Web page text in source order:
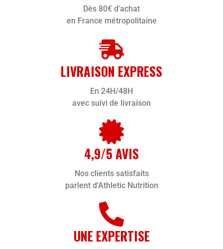
Dès 80€ d'achat
en France métropolitaine
LIVRAISON EXPRESS
En 24H/48H
avec suivi de livraison
4,9/5 AVIS
Nos clients satisfaits
parlent d'Athletic Nutrition
UNE EXPERTISE